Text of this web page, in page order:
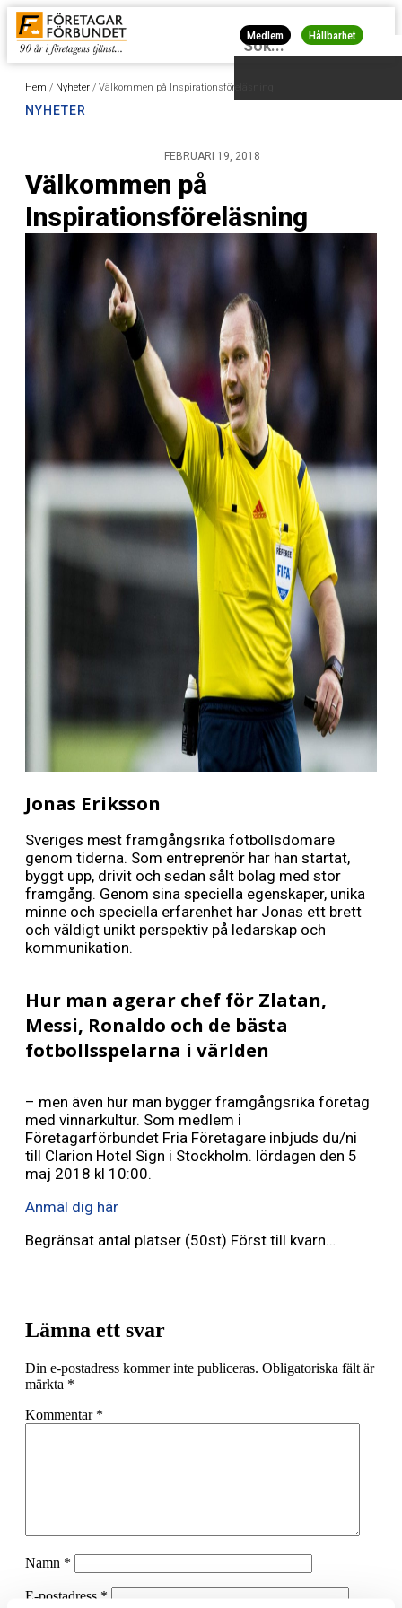
Medlem Hållbarhet
Hem / Nyheter / Välkommen på Inspirationsföreläsning
NYHETER
FEBRUARI 19, 2018
Välkommen på
Inspirationsföreläsning
Jonas Eriksson
Sveriges mest framgångsrika fotbollsdomare
genom tiderna. Som entreprenör har han startat,
byggt upp, drivit och sedan sålt bolag med stor
framgång. Genom sina speciella egenskaper, unika
minne och speciella erfarenhet har Jonas ett brett
och väldigt unikt perspektiv på ledarskap och
kommunikation.
Hur man agerar chef för Zlatan,
Messi, Ronaldo och de bästa
fotbollsspelarna i världen
– men även hur man bygger framgångsrika företag
med vinnarkultur. Som medlem i
Företagarförbundet Fria Företagare inbjuds du/ni
till Clarion Hotel Sign i Stockholm. lördagen den 5
maj 2018 kl 10:00.
Anmäl dig här
Begränsat antal platser (50st) Först till kvarn…
Lämna ett svar
Din e-postadress kommer inte publiceras. Obligatoriska fält är
märkta *
Kommentar *
Namn *
E-postadress *